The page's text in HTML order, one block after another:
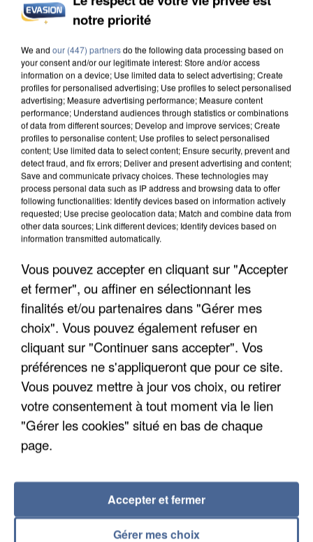
INCENDIES : L’ÎLE-DE-FRANCE LANCE UN ÉLAN
APRÈS TOUTES CES CANICULES, LES REFUGES
DE FAUNE SAUVAGE SONT...
notre priorité
We and our (447) partnersdo the following data processing based on
your consent and/or our legitimate interest: Store and/or access
information on a device; Use limited data to select advertising; Create
profiles for personalised advertising; Use profiles to select personalised
advertising; Measure advertising performance; Measure content
performance; Understand audiences through statistics or combinations
of data from different sources; Develop and improve services; Create
profiles to personalise content; Use profiles to select personalised
content; Use limited data to select content; Ensure security, prevent and
detect fraud, and fix errors; Deliver and present advertising and content;
Save and communicate privacy choices. These technologies may
process personal data such as IP address and browsing data to offer
following functionalities: Identify devices based on information actively
requested; Use precise geolocation data; Match and combine data from
other data sources; Link different devices; Identify devices based on
information transmitted automatically.
Vous pouvez accepter en cliquant sur "Accepter
et fermer", ou affiner en sélectionnant les
finalités et/ou partenaires dans "Gérer mes
choix". Vous pouvez également refuser en
cliquant sur "Continuer sans accepter". Vos
préférences ne s'appliqueront que pour ce site.
Vous pouvez mettre à jour vos choix, ou retirer
votre consentement à tout moment via le lien
"Gérer les cookies" situé en bas de chaque
page.
Gérer mes choix
Accepter et fermer